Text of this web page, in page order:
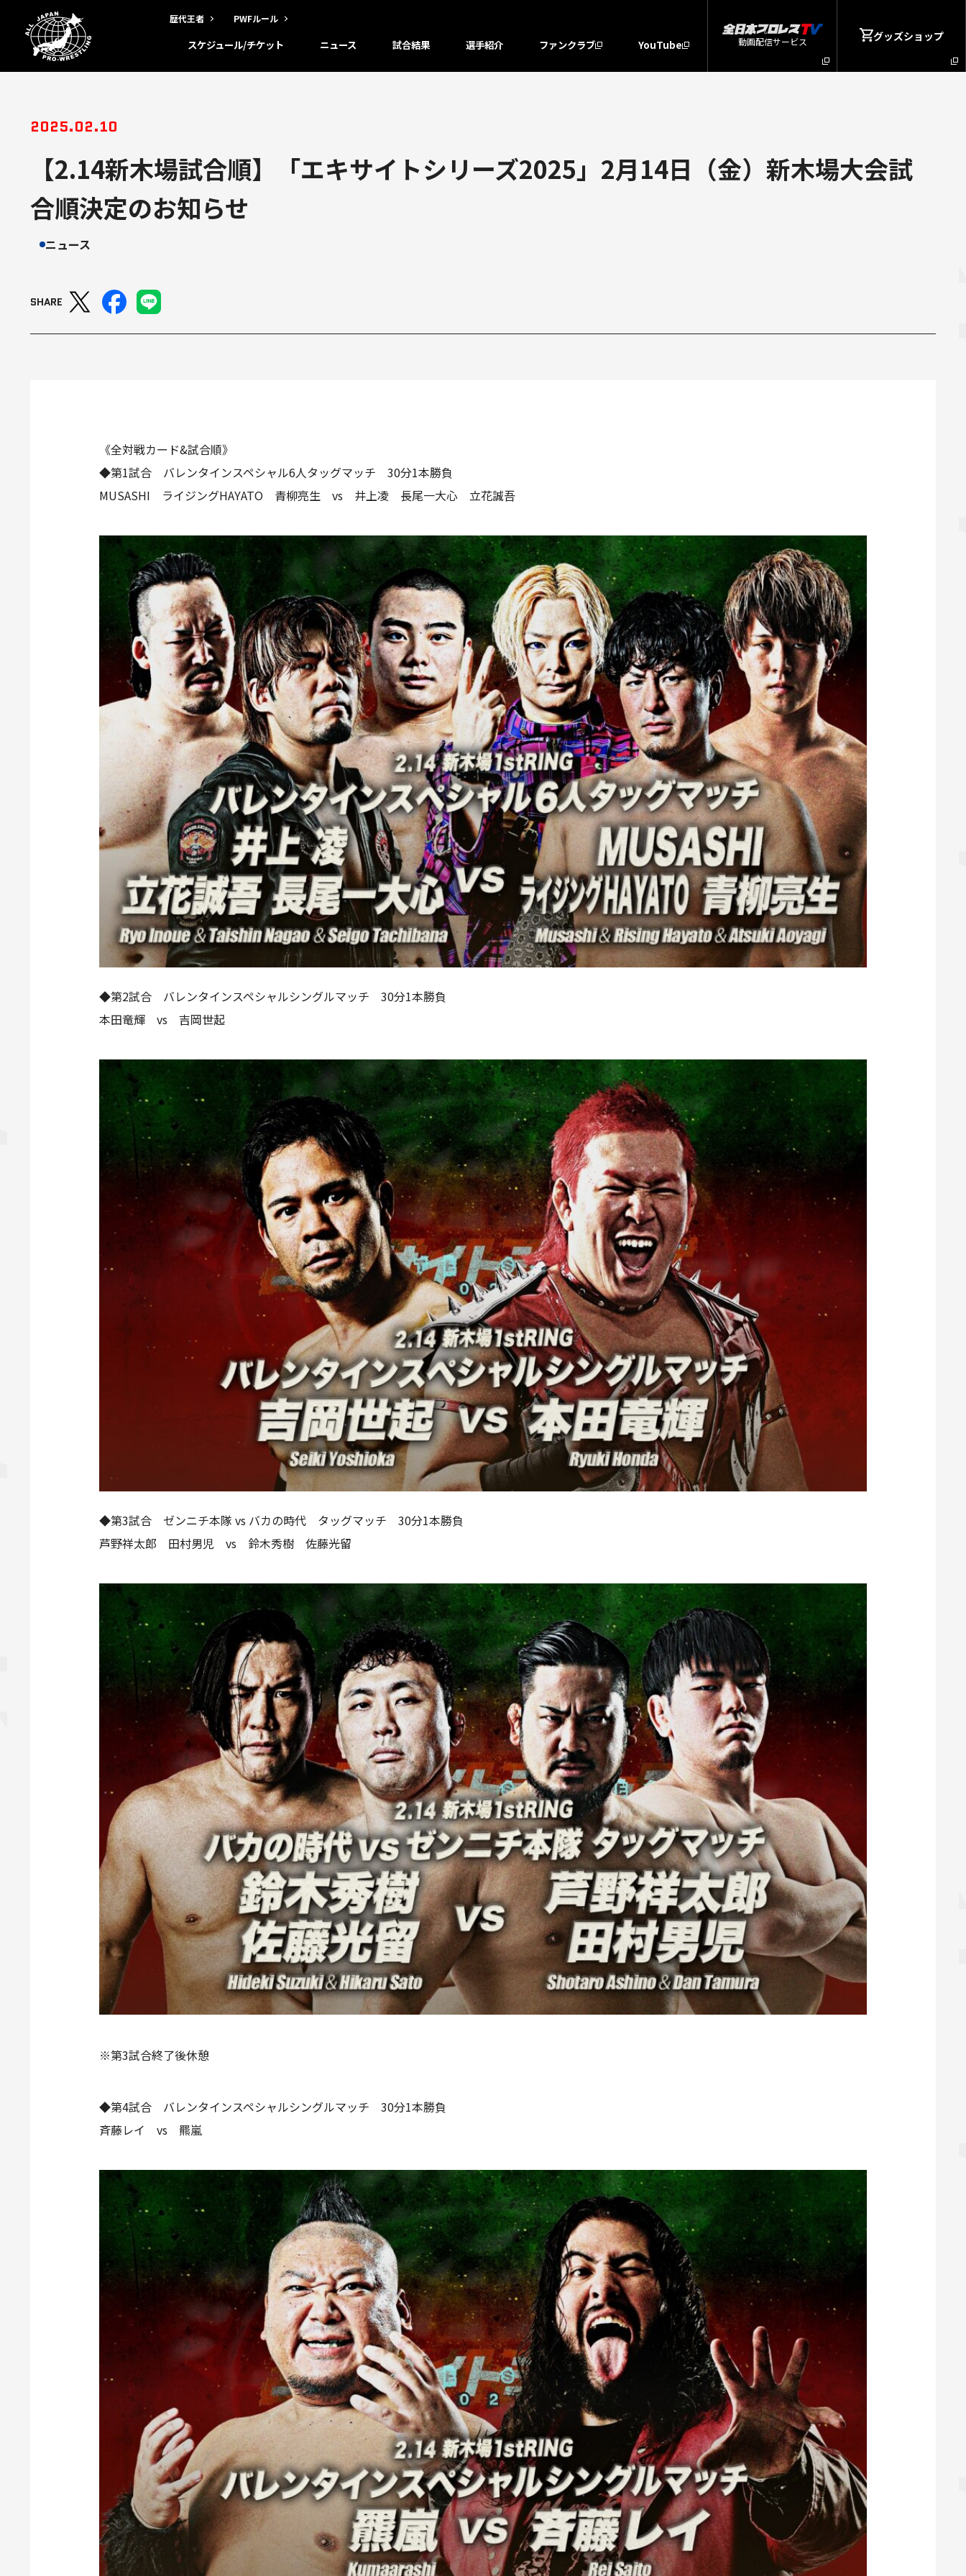
歴代王者 PWFルール
スケジュール/チケット ニュース 試合結果 選手紹介 ファンクラブ YouTube 動画配信サービス グッズショップ
2025.02.10
【2.14新木場試合順】「エキサイトシリーズ2025」2月14日（金）新木場大会試
合順決定のお知らせ
ニュース
SHARE
《全対戦カード&試合順》
◆第1試合 バレンタインスペシャル6人タッグマッチ 30分1本勝負
MUSASHI ライジングHAYATO 青柳亮生 vs 井上凌 長尾一大心 立花誠吾
◆第2試合 バレンタインスペシャルシングルマッチ 30分1本勝負
本田竜輝 vs 吉岡世起
◆第3試合 ゼンニチ本隊 vs バカの時代 タッグマッチ 30分1本勝負
芦野祥太郎 田村男児 vs 鈴木秀樹 佐藤光留
※第3試合終了後休憩
◆第4試合 バレンタインスペシャルシングルマッチ 30分1本勝負
斉藤レイ vs 羆嵐